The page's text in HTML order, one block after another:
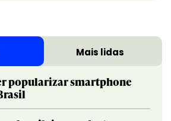
Mais lidas
popularizar smartphone